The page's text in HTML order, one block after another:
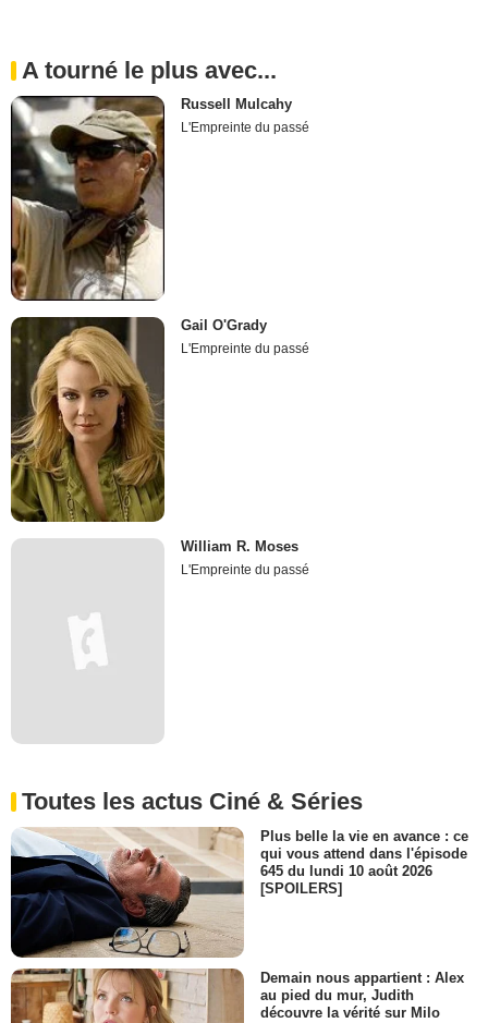
A tourné le plus avec...
Russell Mulcahy
L'Empreinte du passé
Gail O'Grady
L'Empreinte du passé
William R. Moses
L'Empreinte du passé
Toutes les actus Ciné & Séries
Plus belle la vie en avance : ce
qui vous attend dans l'épisode
645 du lundi 10 août 2026
[SPOILERS]
Demain nous appartient : Alex
au pied du mur, Judith
découvre la vérité sur Milo